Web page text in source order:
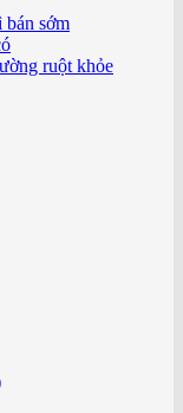
bán sớm
ruột khỏe